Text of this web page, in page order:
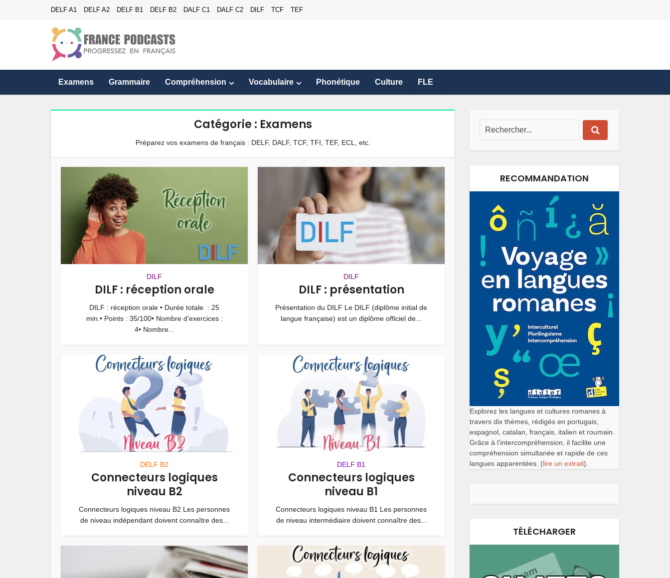
DELF A1 DELF A2 DELF B1 DELF B2 DALF C1 DALF C2 DILF TCF TEF
Examens Grammaire Compréhension Vocabulaire Phonétique Culture FLE
Catégorie : Examens
Préparez vos examens de français : DELF, DALF, TCF, TFI, TEF, ECL, etc.
DILF
DILF : réception orale
DILF : réception orale • Durée totale : 25
min.• Points : 35/100• Nombre d’exercices :
4• Nombre...
DILF
DILF : présentation
Présentation du DILF Le DILF (diplôme initial de
langue française) est un diplôme officiel de...
DELF B2
Connecteurs logiques
niveau B2
Connecteurs logiques niveau B2 Les personnes
de niveau indépendant doivent connaître des...
DELF B1
Connecteurs logiques
niveau B1
Connecteurs logiques niveau B1 Les personnes
de niveau intermédiaire doivent connaître des...
RECOMMANDATION
Explorez les langues et cultures romanes à
travers dix thèmes, rédigés en portugais,
espagnol, catalan, français, italien et roumain.
Grâce à l'intercompréhension, il facilite une
compréhension simultanée et rapide de ces
langues apparentées. (lire un extrait).
TÉLÉCHARGER